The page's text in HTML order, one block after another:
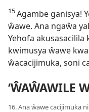
15Agambe ganisya!
ŵawe. Ana ngaŵa
Yehofa akusasacilila
kwimusya ŵawe
ŵacacijimuka, soni
‘ŴAŴAWILE
16. Ana ŵawe cacijimuka